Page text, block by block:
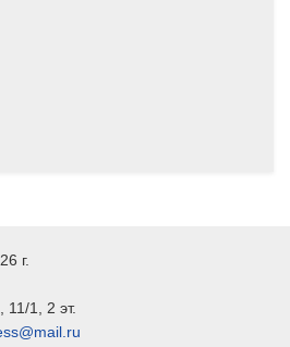
г.
11/1, 2 эт.